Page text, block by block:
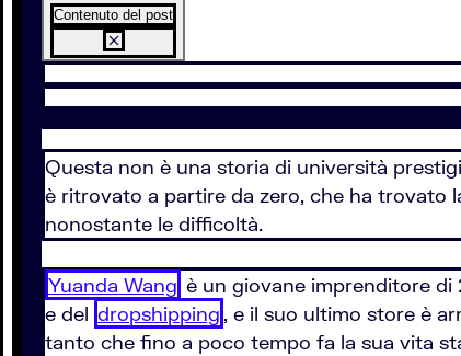
Contenuto del post
Questa non è una storia di università
è ritrovato a partire da zero, che ha trovato
nonostante le difficoltà.
Yuanda Wang è un giovane imprenditore di
e del dropshipping , e il suo ultimo store è
tanto che fino a poco tempo fa la sua vita